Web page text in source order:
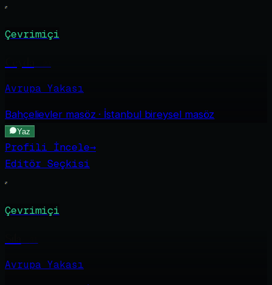
Çevrimiçi
Avrupa Yakası
Bahçelievler masöz · İstanbul bireysel masöz
Yaz
Profili İncele→
Editör Seçkisi
Çevrimiçi
Avrupa Yakası